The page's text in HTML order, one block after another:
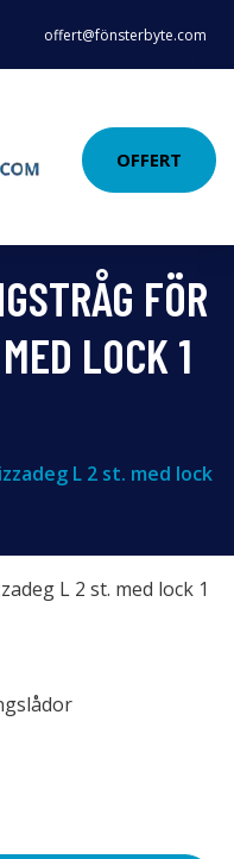
offert@fönsterbyte.com
OFFERT
FÖR
LOCK 1
L 2 st. med lock